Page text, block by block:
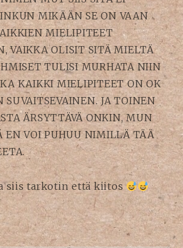
MIKÄÄN SE ON VAAN
MIELIPITEET
VAIKKA OLISIT SITÄ MIELTÄ
TULISI MURHATA NIIN
KAIKKI MIELIPITEET ON OK
SUVAITSEVAINEN. JA TOINEN
ÄRSYTTÄVÄ ONKIN, MUN
EN VOI PUHUU NIMILLÄ TÄÄ
siis tarkotin että kiitos